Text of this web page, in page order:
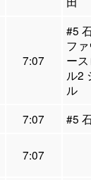
7:07
#5
フ
ー
ル2
ル
7:07
#5
7:07